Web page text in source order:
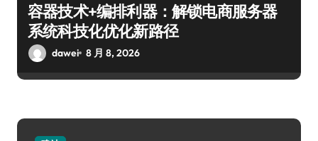
容器技术+编排利器：解锁电商服务器
系统科技化优化新路径
dawei 8 月 8, 2026